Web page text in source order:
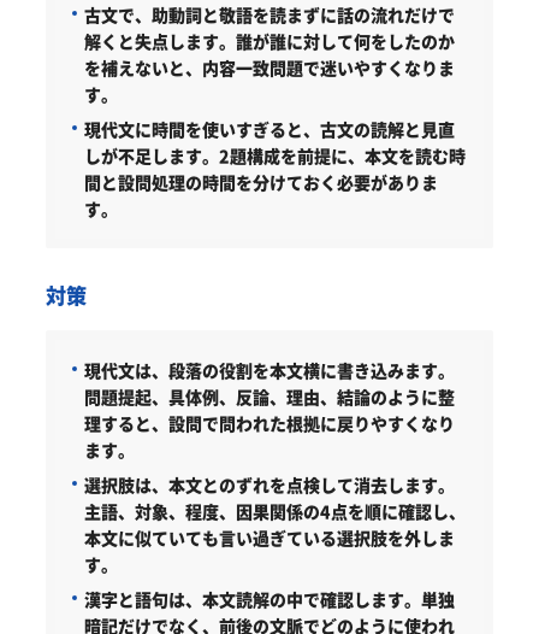
古文で、助動詞と敬語を読まずに話の流れだけで
解くと失点します。誰が誰に対して何をしたのか
を補えないと、内容一致問題で迷いやすくなりま
す。
現代文に時間を使いすぎると、古文の読解と見直
しが不足します。2題構成を前提に、本文を読む時
間と設問処理の時間を分けておく必要がありま
す。
対策
現代文は、段落の役割を本文横に書き込みます。
問題提起、具体例、反論、理由、結論のように整
理すると、設問で問われた根拠に戻りやすくなり
ます。
選択肢は、本文とのずれを点検して消去します。
主語、対象、程度、因果関係の4点を順に確認し、
本文に似ていても言い過ぎている選択肢を外しま
す。
漢字と語句は、本文読解の中で確認します。 単独
暗記だけでなく、前後の文脈でどのように使われ